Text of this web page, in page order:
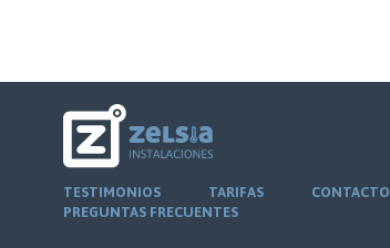
TESTIMONIOS TARIFAS CONTACTO
PREGUNTAS FRECUENTES